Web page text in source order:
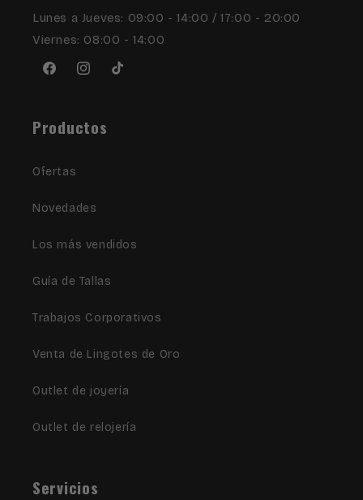
Lunes a Jueves: 09:00 - 14:00 / 17:00 - 20:00
Viernes: 08:00 - 14:00
FacebookInstagram
TikTok
Productos
Ofertas
Novedades
Los más vendidos
Guía de Tallas
Trabajos Corporativos
Venta de Lingotes de Oro
Outlet de joyería
Outlet de relojería
Servicios